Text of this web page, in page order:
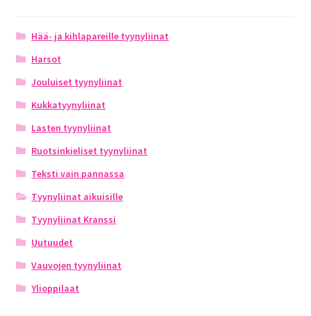
Hää- ja kihlapareille tyynyliinat
Harsot
Jouluiset tyynyliinat
Kukkatyynyliinat
Lasten tyynyliinat
Ruotsinkieliset tyynyliinat
Teksti vain pannassa
Tyynyliinat aikuisille
Tyynyliinat Kranssi
Uutuudet
Vauvojen tyynyliinat
Ylioppilaat